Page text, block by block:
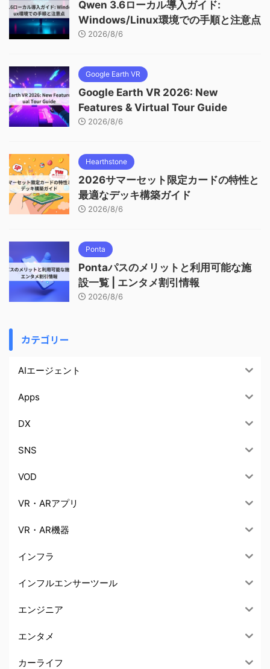
Qwen 3.6ローカル導入ガイド:
Windows/Linux環境での手順と注意点
2026/8/6
Google Earth VR
Google Earth VR 2026: New
Features & Virtual Tour Guide
2026/8/6
Hearthstone
2026サマーセット限定カードの特性と
最適なデッキ構築ガイド
2026/8/6
Ponta
Pontaパスのメリットと利用可能な施
設一覧 | エンタメ割引情報
2026/8/6
カテゴリー
AIエージェント
Apps
DX
SNS
VOD
VR・ARアプリ
VR・AR機器
インフラ
インフルエンサーツール
エンジニア
エンタメ
カーライフ